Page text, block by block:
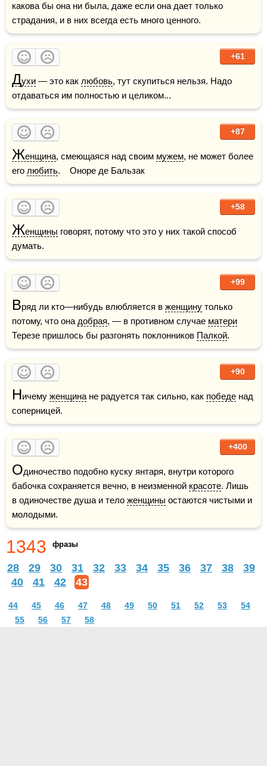
какова бы она ни была, даже если она дает только
страдания, и в них всегда есть много ценного.
+61
Духи — это как любовь, тут скупиться нельзя. Надо
отдаваться им полностью и целиком...
+87
Женщина, смеющаяся над своим мужем, не может более
его любить.    Оноре де Бальзак
+58
Женщины говорят, потому что это у них такой способ
думать.
+99
Вряд ли кто—нибудь влюбляется в женщину только
потому, что она добрая, — в противном случае матери
Терезе пришлось бы разгонять поклонников Палкой.
+90
Ничему женщина не радуется так сильно, как победе над
соперницей.
+400
Одиночество подобно куску янтаря, внутри которого
бабочка сохраняется вечно, в неизменной красоте. Лишь
в одиночестве душа и тело женщины остаются чистыми и
молодыми.
1343 фразы
28 29 30 31 32 33 34 35 36 37 38
39
40
41 42 43
44 45 46 47 48 49 50 51 52 53
54
55
56 57 58